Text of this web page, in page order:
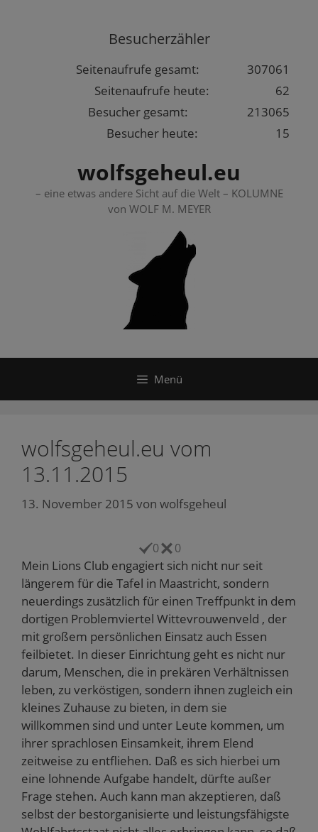
Besucherzähler
307061
Seitenaufrufe gesamt:
62
Seitenaufrufe heute:
213065
Besucher gesamt:
15
Besucher heute:
wolfsgeheul.eu
– eine etwas andere Sicht auf die Welt – KOLUMNE
von WOLF M. MEYER
Menü
wolfsgeheul.eu vom
13.11.2015
13. November 2015 von wolfsgeheul
0 0
Mein Lions Club engagiert sich nicht nur seit
längerem für die Tafel in Maastricht, sondern
neuerdings zusätzlich für einen Treffpunkt in dem
dortigen Problemviertel Wittevrouwenveld , der
mit großem persönlichen Einsatz auch Essen
feilbietet. In dieser Einrichtung geht es nicht nur
darum, Menschen, die in prekären Verhältnissen
leben, zu verköstigen, sondern ihnen zugleich ein
kleines Zuhause zu bieten, in dem sie
willkommen sind und unter Leute kommen, um
ihrer sprachlosen Einsamkeit, ihrem Elend
zeitweise zu entfliehen. Daß es sich hierbei um
eine lohnende Aufgabe handelt, dürfte außer
Frage stehen. Auch kann man akzeptieren, daß
selbst der bestorganisierte und leistungsfähigste